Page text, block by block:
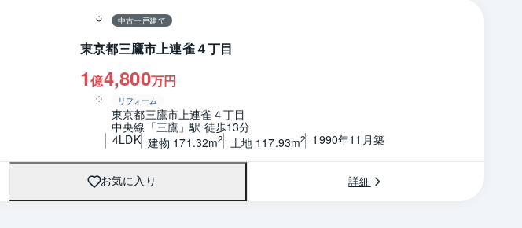
中古一戸建て
東京都三鷹市上連雀４丁目
1億4,800万円
リフォーム
東京都三鷹市上連雀４丁目
中央線「三鷹」駅 徒歩13分
4LDK 建物 171.32m2 土地 117.93m2 1990年11月築
お気に入り 詳細